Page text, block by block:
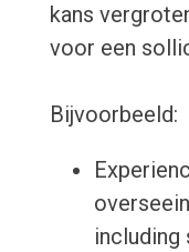
kans
voor een
Bijvoorbeeld:
including